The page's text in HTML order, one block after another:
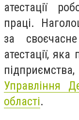
атестації
праці.
за
атестації,
Управління
області.